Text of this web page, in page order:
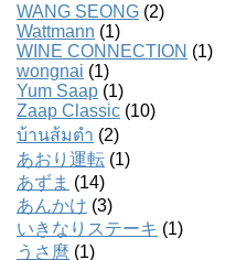
WANG SEONG (2)
Wattmann (1)
WINE CONNECTION (1)
wongnai (1)
Yum Saap (1)
Zaap Classic (10)
บ้านส้มตํา (2)
あおり運転 (1)
あずま (14)
あんかけ (3)
いきなりステーキ (1)
うさ麿 (1)